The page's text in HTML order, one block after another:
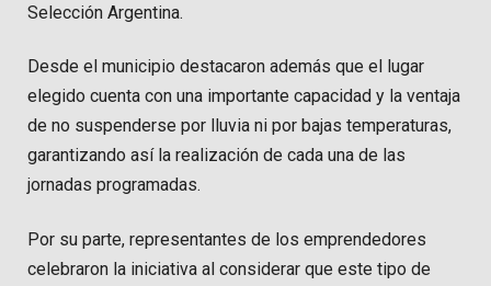
Selección Argentina.
Desde el municipio destacaron además que el lugar
elegido cuenta con una importante capacidad y la ventaja
de no suspenderse por lluvia ni por bajas temperaturas,
garantizando así la realización de cada una de las
jornadas programadas.
Por su parte, representantes de los emprendedores
celebraron la iniciativa al considerar que este tipo de